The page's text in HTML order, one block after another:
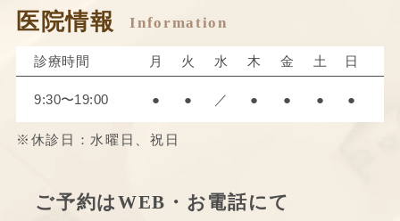
医院情報
診療時間 月 火 水 木 金 土 日
9:30〜19:00 ● ● ／ ● ● ● ●
※休診日：水曜日、祝日
ご予約はWEB・お電話にて